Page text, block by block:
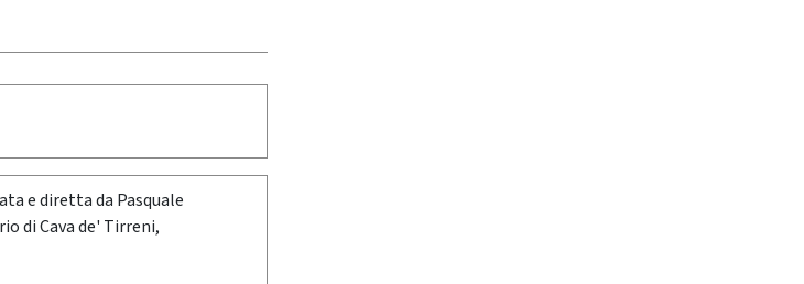
e diretta da Pasquale
di Cava de' Tirreni,